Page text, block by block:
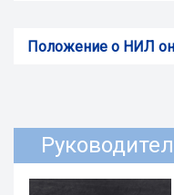
Положение о НИЛ